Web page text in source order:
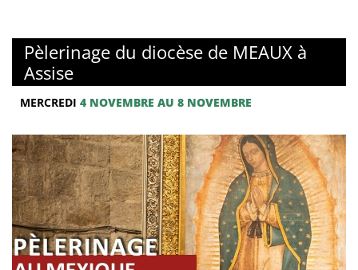
Pèlerinage du diocèse de MEAUX à
Assise
MERCREDI 4 NOVEMBRE AU 8 NOVEMBRE